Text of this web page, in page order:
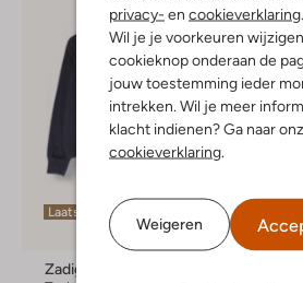
privacy- en cookieverklaring
Wil je je voorkeuren
cookieknop onderaan de
jouw toestemming ieder
intrekken. Wil je meer
klacht indienen? Ga naar
cookieverklaring
Weigeren
Laatste item
Zadig & Voltaire
-50%